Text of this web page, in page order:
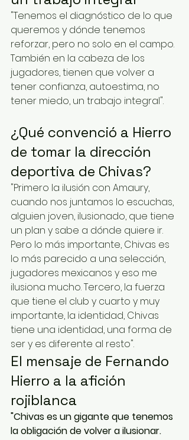
"Tenemos el diagnóstico de lo que
queremos y dónde tenemos
reforzar, pero no solo en el campo.
También en la cabeza de los
jugadores, tienen que volver a
tener confianza, autoestima, no
tener miedo, un trabajo integral".
¿Qué convenció a Hierro
de tomar la dirección
deportiva de Chivas?
"Primero la ilusión con Amaury,
cuando nos juntamos lo escuchas,
alguien joven, ilusionado, que tiene
un plan y sabe a dónde quiere ir.
Pero lo más importante, Chivas es
lo más parecido a una selección,
jugadores mexicanos y eso me
ilusiona mucho. Tercero, la fuerza
que tiene el club y cuarto y muy
importante, la identidad, Chivas
tiene una identidad, una forma de
ser y es diferente al resto".
El mensaje de Fernando
Hierro a la afición
rojiblanca
"Chivas es un gigante que tenemos
la obligación de volver a ilusionar.